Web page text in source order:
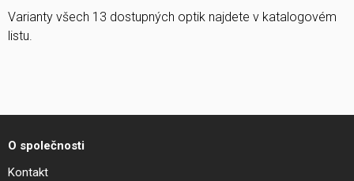
Varianty všech 13 dostupných optik najdete v katalogovém
listu.
O společnosti
Kontakt